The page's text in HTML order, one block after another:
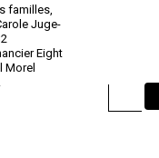
familles,
Juge-
Eight
Morel